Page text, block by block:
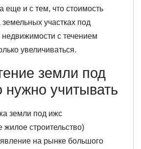
еще и с тем, что стоимость
участках под
недвижимости с течением
увеличиваться.
земли под
учитывать
земли под ижс
жилое строительство)
на рынке большого